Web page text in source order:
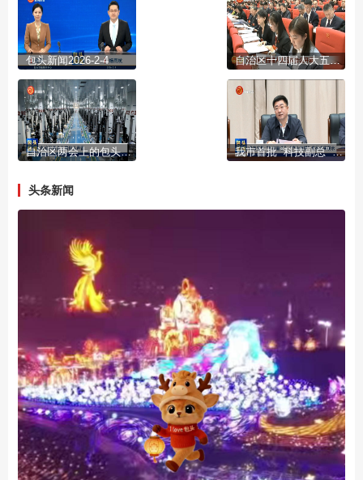
包头新闻2026-2-4 自治区十四届人大五次会议开幕
自治区两会上的包头声音 我市首批 “科技副总” “产业教授”进行成果展示
头条新闻